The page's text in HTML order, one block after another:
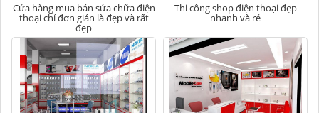
Cửa hàng mua bán sửa chữa điện
thoại chỉ đơn giản là đẹp và rất
đẹp
Thi công shop điện thoại đẹp
nhanh và rẻ